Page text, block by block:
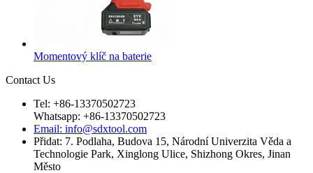
Momentový klíč na baterie
Contact Us
Tel: +86-13370502723
Whatsapp: +86-13370502723
Email: info@sdxtool.com
Přidat: 7. Podlaha, Budova 15, Národní Univerzita Věda a
Technologie Park, Xinglong Ulice, Shizhong Okres, Jinan
Město